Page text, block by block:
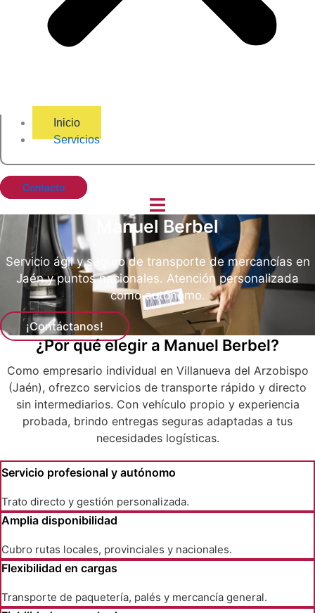
Inicio
Servicios
Contacto
Manuel Berbel
Servicio ágil y seguro de transporte de mercancías en
Jaén y puntos nacionales. Atención personalizada
como autónomo.
¡Contáctanos!
¿Por qué elegir a Manuel Berbel?
Como empresario individual en Villanueva del Arzobispo
(Jaén), ofrezco servicios de transporte rápido y directo
sin intermediarios. Con vehículo propio y experiencia
probada, brindo entregas seguras adaptadas a tus
necesidades logísticas.
Servicio profesional y autónomo
Trato directo y gestión personalizada.
Amplia disponibilidad
Cubro rutas locales, provinciales y nacionales.
Flexibilidad en cargas
Transporte de paquetería, palés y mercancía general.